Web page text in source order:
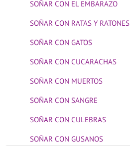
SOÑAR CON EL EMBARAZO
SOÑAR CON RATAS Y RATONES
SOÑAR CON GATOS
SOÑAR CON CUCARACHAS
SOÑAR CON MUERTOS
SOÑAR CON SANGRE
SOÑAR CON CULEBRAS
SOÑAR CON GUSANOS